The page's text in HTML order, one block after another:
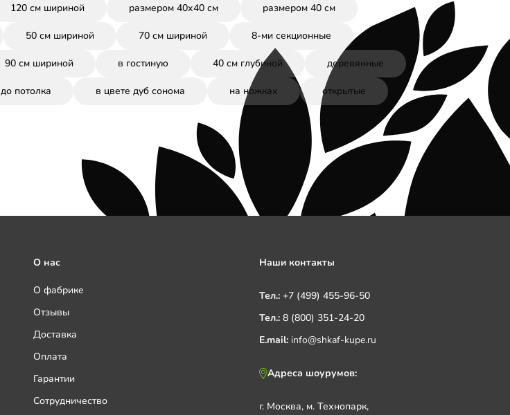
120 см шириной размером 40х40 см размером 40 см
50 см шириной 70 см шириной 8-ми секционные
90 см шириной в гостиную 40 см глубиной деревянные
до потолка в цвете дуб сонома на ножках открытые
О нас
О фабрике
Отзывы
Доставка
Оплата
Гарантии
Сотрудничество
Наши контакты
Тел.: +7 (499) 455-96-50
Тел.: 8 (800) 351-24-20
E.mail: info@shkaf-kupe.ru
Адреса шоурумов:
г. Москва, м. Технопарк,